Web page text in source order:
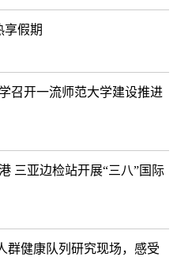
享假期
召开一流师范大学建设推进
三亚边检站开展“三八”国际
群健康队列研究现场，感受